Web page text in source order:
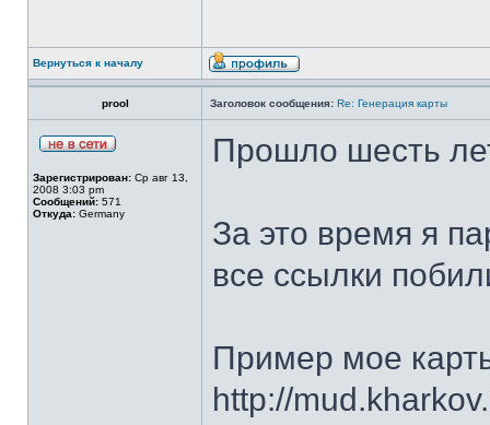
Вернуться к началу
prool Заголовок сообщения: Re: Генерация карты
Зарегистрирован: Ср авг 13,
2008 3:03 pm
Сообщений: 571
Откуда: Germany
Прошло шесть
За это время я
все ссылки
Пример мое
http://